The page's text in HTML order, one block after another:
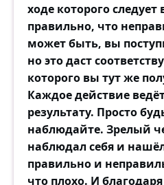
ходе которого
правильно, что
может быть, вы
но это даст
которого вы тут же
Каждое действие
результату. Просто
наблюдайте. Зрелый
наблюдал себя и
правильно и
что плохо. И